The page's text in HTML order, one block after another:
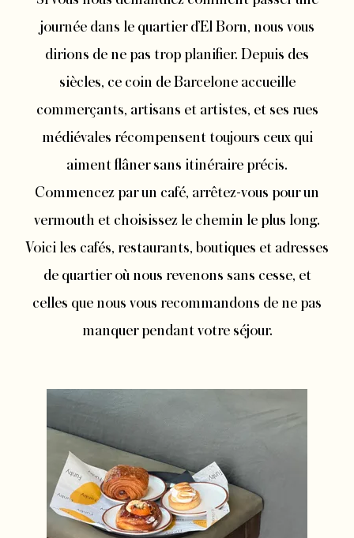
journée dans le quartier d’El Born, nous vous
dirions de ne pas trop planifier. Depuis des
siècles, ce coin de Barcelone accueille
commerçants, artisans et artistes, et ses rues
médiévales récompensent toujours ceux qui
aiment flâner sans itinéraire précis.
Commencez par un café, arrêtez-vous pour un
vermouth et choisissez le chemin le plus long.
Voici les cafés, restaurants, boutiques et adresses
de quartier où nous revenons sans cesse, et
celles que nous vous recommandons de ne pas
manquer pendant votre séjour.